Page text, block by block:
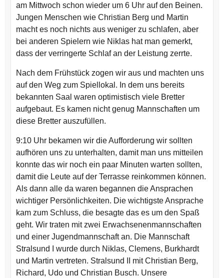
am Mittwoch schon wieder um 6 Uhr auf den Beinen.
Jungen Menschen wie Christian Berg und Martin
macht es noch nichts aus weniger zu schlafen, aber
bei anderen Spielern wie Niklas hat man gemerkt,
dass der verringerte Schlaf an der Leistung zerrte.
Nach dem Frühstück zogen wir aus und machten uns
auf den Weg zum Spiellokal. In dem uns bereits
bekannten Saal waren optimistisch viele Bretter
aufgebaut. Es kamen nicht genug Mannschaften um
diese Bretter auszufüllen.
9:10 Uhr bekamen wir die Aufforderung wir sollten
aufhören uns zu unterhalten, damit man uns mitteilen
konnte das wir noch ein paar Minuten warten sollten,
damit die Leute auf der Terrasse reinkommen können.
Als dann alle da waren begannen die Ansprachen
wichtiger Persönlichkeiten. Die wichtigste Ansprache
kam zum Schluss, die besagte das es um den Spaß
geht. Wir traten mit zwei Erwachsenenmannschaften
und einer Jugendmannschaft an. Die Mannschaft
Stralsund I wurde durch Niklas, Clemens, Burkhardt
und Martin vertreten. Stralsund II mit Christian Berg,
Richard, Udo und Christian Busch. Unsere